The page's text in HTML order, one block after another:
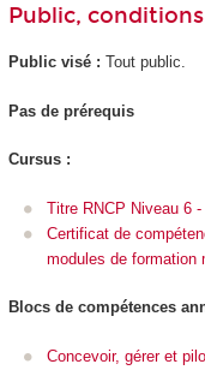
Public,
Public visé : Tout public.
Pas de prérequis
Cursus :
Titre RNCP Niveau 6
Certificat de
modules de formation
Blocs de compétences
Concevoir, gérer et